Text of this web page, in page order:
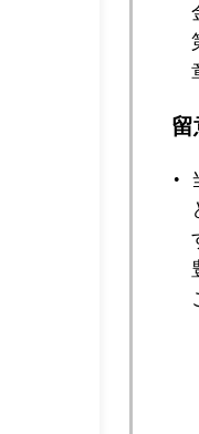
名前
おや
変人
（笑
私の
るね。
留